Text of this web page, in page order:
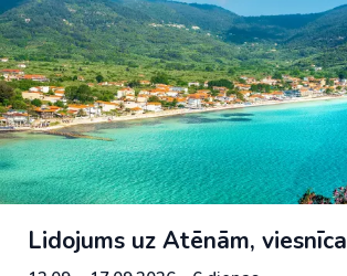
Lidojums uz Atēnām, viesnīca